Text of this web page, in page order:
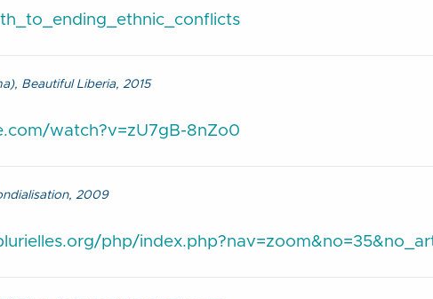
Beautiful Liberia, 2015
watch?v=zU7gB-8nZo0
2009
php/